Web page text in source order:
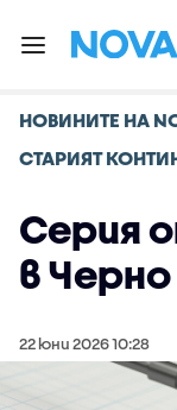
НОВИНИТЕ НА
СТАРИЯТ
Серия
в
22 юни 2026 10:28